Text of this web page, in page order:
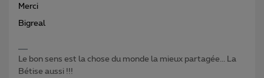
Merci
Bigreal
Le bon sens est la chose du monde la mieux partagée... La
Bétise aussi !!!